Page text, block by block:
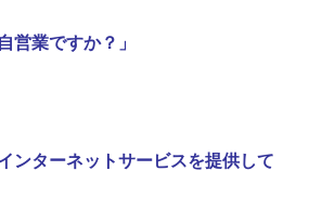
営業ですか？」
ンターネットサービスを提供して